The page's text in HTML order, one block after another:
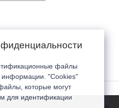
файлы
информации. "Cookies"
которые могут
для идентификации